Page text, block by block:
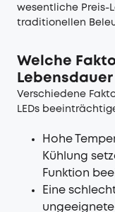
wesentliche Preis-
traditionellen
Welche
Lebensdauer
Verschiedene
LEDs
Hohe
Kühlung
Funktion
Eine